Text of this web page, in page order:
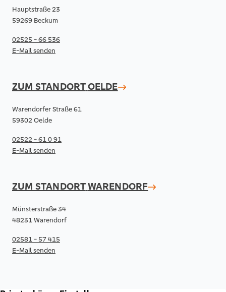
Hauptstraße 23
59269 Beckum
02525 - 66 536
E-Mail senden
ZUM STANDORTOELDE
Warendorfer Straße 61
59302 Oelde
02522 - 61 0 91
E-Mail senden
ZUM STANDORTWARENDORF
Münsterstraße 34
48231 Warendorf
02581 - 57 415
E-Mail senden